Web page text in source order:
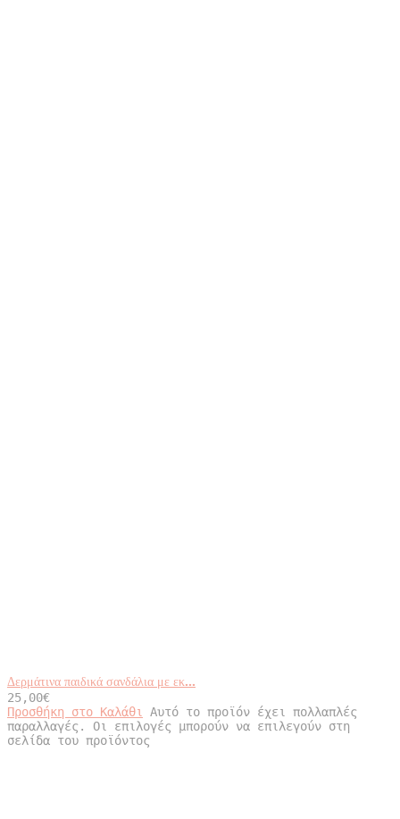
Δερμάτινα παιδικά σανδάλια με εκ...
25,00€
Προσθήκη στο Καλάθι
Αυτό το προϊόν έχει πολλαπλές
παραλλαγές. Οι επιλογές μπορούν να επιλεγούν στη
σελίδα του προϊόντος